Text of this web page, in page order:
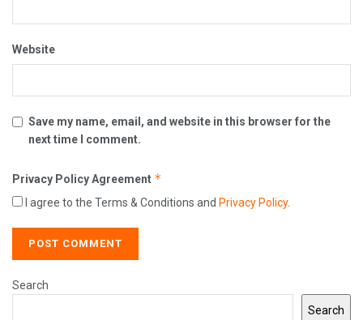
Website
Save my name, email, and website in this browser for the
next time I comment.
Privacy Policy Agreement *
I agree to the Terms & Conditions and Privacy Policy.
Search
Search